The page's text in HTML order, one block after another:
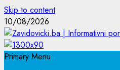
Skip to content
10/08/2026
Primary Menu